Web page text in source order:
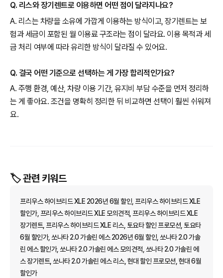
Q. 리스와 장기렌트로 이용하면 어떤 점이 달라지나요?
A. 리스는 차량을 소유에 가깝게 이용하는 방식이고, 장기렌트는 보
험과 세금이 포함된 월 이용료 구조라는 점이 달라요. 이용 목적과 세
금 처리 여부에 따라 유리한 방식이 달라질 수 있어요.
Q. 결국 어떤 기준으로 선택하는 게 가장 합리적인가요?
A. 주행 환경, 예산, 차량 이용 기간, 유지비 부담 수준을 먼저 정리하
는 게 좋아요. 조건을 명확히 정리한 뒤 비교하면 선택이 훨씬 쉬워져
요.
🏷️ 관련 키워드
프리우스 하이브리드 XLE 2026년 6월 할인, 프리우스 하이브리드 XLE
할인가, 프리우스 하이브리드 XLE 모의견적, 프리우스 하이브리드 XLE
장기렌트, 프리우스 하이브리드 XLE 리스, 토요타 할인 프로모션, 토요타
6월 할인가, 쏘나타 2.0 가솔린 에스 2026년 6월 할인, 쏘나타 2.0 가솔
린 에스 할인가, 쏘나타 2.0 가솔린 에스 모의견적, 쏘나타 2.0 가솔린 에
스 장기렌트, 쏘나타 2.0 가솔린 에스 리스, 현대 할인 프로모션, 현대 6월
할인가